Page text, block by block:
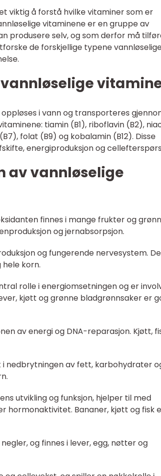
viktig å forstå hvilke vitaminer som er
vitaminene er en gruppe av
produsere selv, og som derfor må
de forskjellige typene
i vann og transporteres
tiamin (B1), riboflavin (B2),
folat (B9) og kobalamin (B12). Disse
energiproduksjon og
av vannløselige
finnes i mange frukter og
og jernabsorpsjon.
og fungerende nervesystem.
korn.
rolle i energiomsetningen og er
kjøtt og grønne bladgrønnsaker er
av energi og DNA-reparasjon. Kjøtt,
nedbrytningen av fett, karbohydrater
utvikling og funksjon, hjelper til med
hormonaktivitet. Bananer, kjøtt og fisk
og finnes i lever, egg, nøtter og